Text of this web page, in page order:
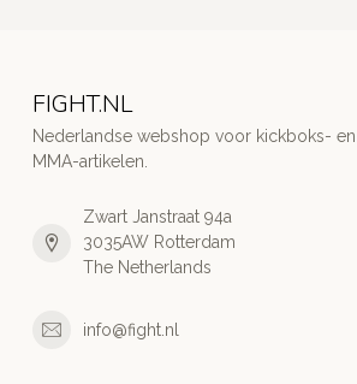
FIGHT.NL
Nederlandse webshop voor kickboks- en
MMA-artikelen.
Zwart Janstraat 94a
3035AW Rotterdam
The Netherlands
info@fight.nl